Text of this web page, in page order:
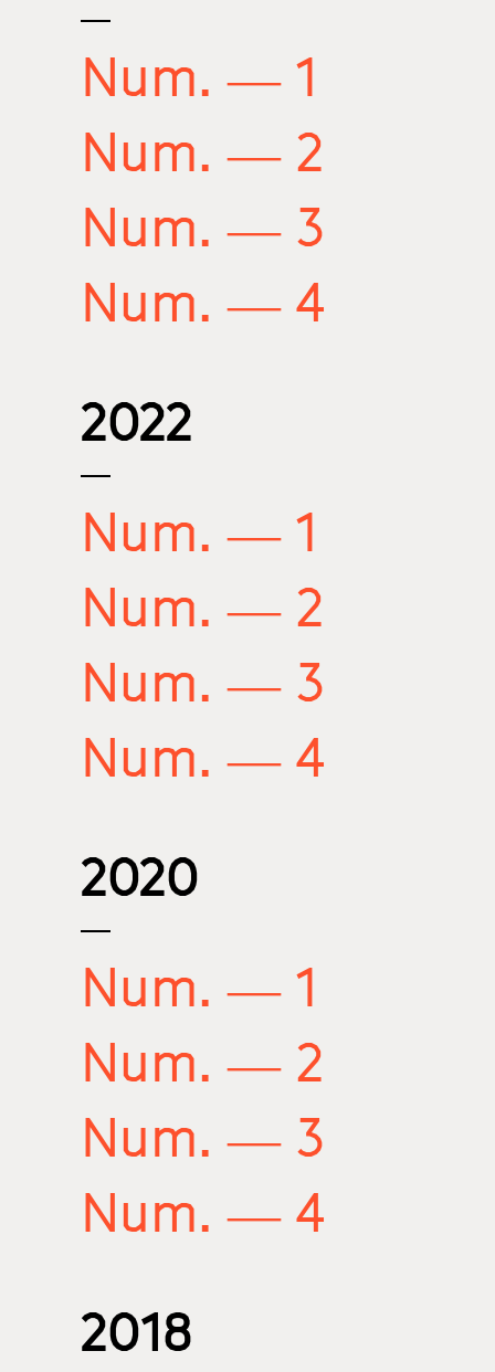
Num. — 1
Num. — 2
Num. — 3
Num. — 4
2022
Num. — 1
Num. — 2
Num. — 3
Num. — 4
2020
Num. — 1
Num. — 2
Num. — 3
Num. — 4
2018